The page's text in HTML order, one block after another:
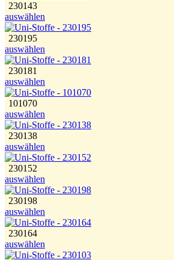
230143
auswählen
230195
auswählen
230181
auswählen
101070
auswählen
230138
auswählen
230152
auswählen
230198
auswählen
230164
auswählen